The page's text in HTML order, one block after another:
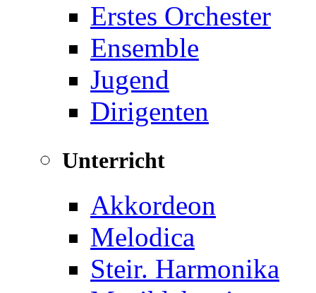
Erstes Orchester
Ensemble
Jugend
Dirigenten
Unterricht
Akkordeon
Melodica
Steir. Harmonika